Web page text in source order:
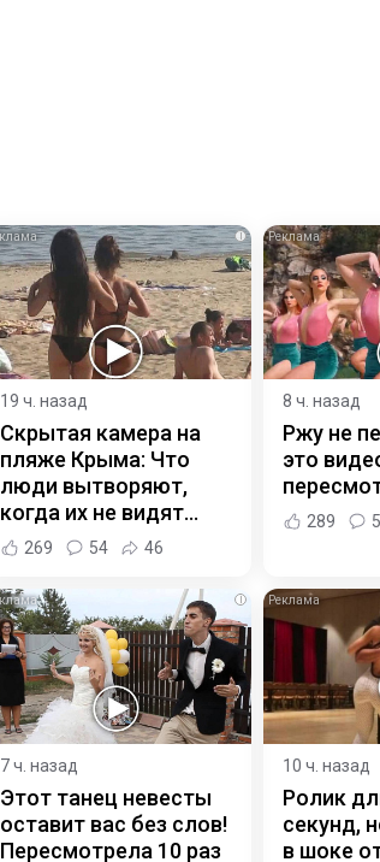
i
19 ч. назад
Скрытая камера на
пляже Крыма: Что
люди вытворяют,
когда их не видят...
269 54 46
8 ч. назад
Ржу не
это
289
i
7 ч. назад
Этот танец невесты
оставит вас без слов!
Пересмотрела 10 раз
10 ч. назад
Ролик
секунд,
в шоке